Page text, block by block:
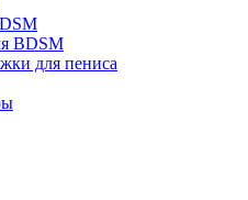
BDSM
для пениса